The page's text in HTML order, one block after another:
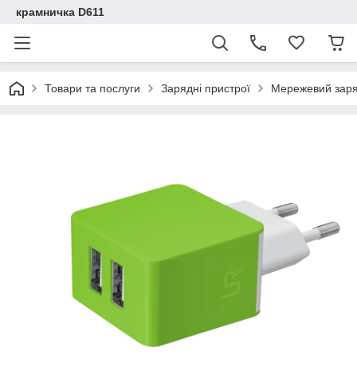
крамничка D611
Товари та послуги Зарядні пристрої Мережевий